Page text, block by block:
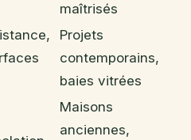
maîtrisés
Projets
contemporains,
baies vitrées
Maisons
anciennes,